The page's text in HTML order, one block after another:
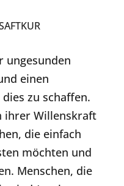
ungesunden
einen
zu schaffen.
ihrer Willenskraft
die einfach
möchten und
Menschen, die